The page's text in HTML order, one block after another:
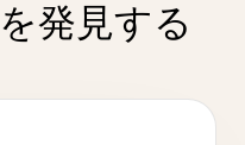
発見する